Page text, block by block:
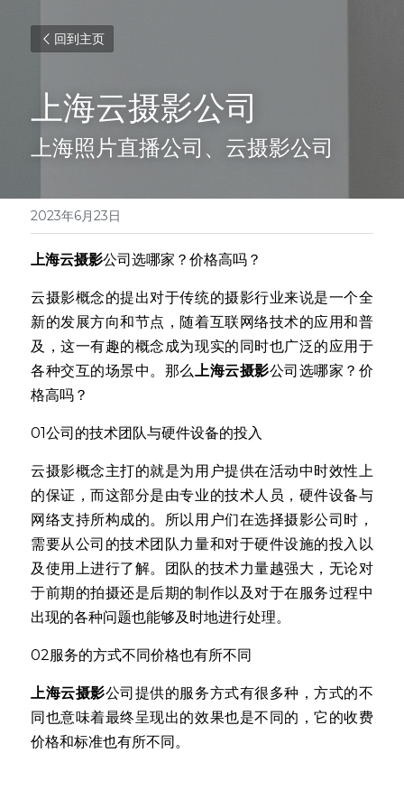
回到主页
上海云摄影公司
上海照片直播公司、云摄影公司
2023年6月23日
上海云摄影公司选哪家？价格高吗？
云摄影概念的提出对于传统的摄影行业来说是一个全
新的发展方向和节点，随着互联网络技术的应用和普
及，这一有趣的概念成为现实的同时也广泛的应用于
各种交互的场景中。那么上海云摄影公司选哪家？价
格高吗？
01公司的技术团队与硬件设备的投入
云摄影概念主打的就是为用户提供在活动中时效性上
的保证，而这部分是由专业的技术人员，硬件设备与
网络支持所构成的。所以用户们在选择摄影公司时，
需要从公司的技术团队力量和对于硬件设施的投入以
及使用上进行了解。团队的技术力量越强大，无论对
于前期的拍摄还是后期的制作以及对于在服务过程中
出现的各种问题也能够及时地进行处理。
02服务的方式不同价格也有所不同
上海云摄影公司提供的服务方式有很多种，方式的不
同也意味着最终呈现出的效果也是不同的，它的收费
价格和标准也有所不同。